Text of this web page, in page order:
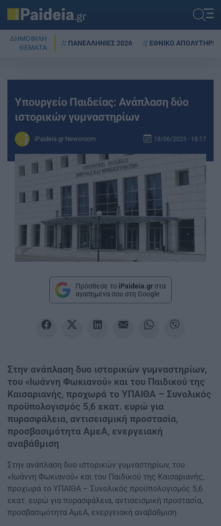
ΔΗΜΟΦΙΛΗ
ΘΕΜΑΤΑ
ΠΑΝΕΛΛΗΝΙΕΣ 2026 ΕΘΝΙΚΟ ΑΠΟΛΥΤΗΡΙΟ
Υπουργείο Παιδείας: Ανάπλαση δύο
ιστορικών γυμναστηρίων
iPaideia.gr Newsroom 18/06/2025 - 18:17
Πρόσθεσε το iPaideia.gr στα
αγαπημένα σου στη Google
Στην ανάπλαση δυο ιστορικών γυμναστηρίων,
του «Ιωάννη Φωκιανού» και του Παιδικού της
Καισαριανής, προχωρά το ΥΠΑΙΘΑ – Συνολικός
προϋπολογισμός 5,6 εκατ. ευρώ για
πυρασφάλεια, αντισεισμική προστασία,
προσβασιμότητα ΑμεΑ, ενεργειακή
αναβάθμιση
Στην ανάπλαση δυο ιστορικών γυμναστηρίων, του
«Ιωάννη Φωκιανού» και του Παιδικού της Καισαριανής,
προχωρά το ΥΠΑΙΘΑ – Συνολικός προϋπολογισμός 5,6
εκατ. ευρώ για πυρασφάλεια, αντισεισμική προστασία,
προσβασιμότητα ΑμεΑ, ενεργειακή αναβάθμιση